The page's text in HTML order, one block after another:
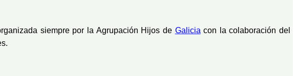
siempre por la Agrupación Hijos de Galicia con la colaboración del